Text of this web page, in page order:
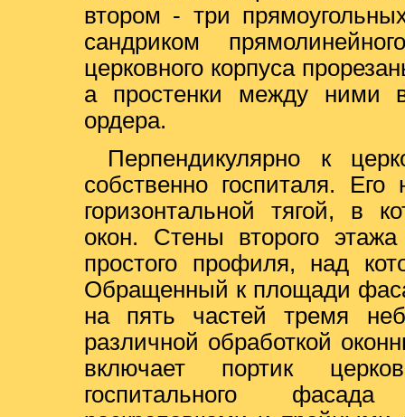
втором - три
сандриком
церковного корпуса
а простенки между ними
ордера.
Перпендикулярно к
собственно госпиталя.
горизонтальной тягой, в
окон. Стены второго
простого профиля, над
Обращенный к площади
на пять частей тремя
различной обработкой
включает портик
госпитального